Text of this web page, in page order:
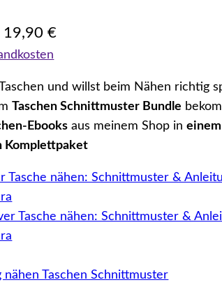
U
r
s
p
r
ü
n
g
l
c
19,90€A
t
u
e
l
l
r
r
und willst beim Nähen richtig
Taschen Schnittmuster Bundle
Ebooks aus meinem Shop ineinem
Komplettpaket
Tasche nähen: Schnittmuster &